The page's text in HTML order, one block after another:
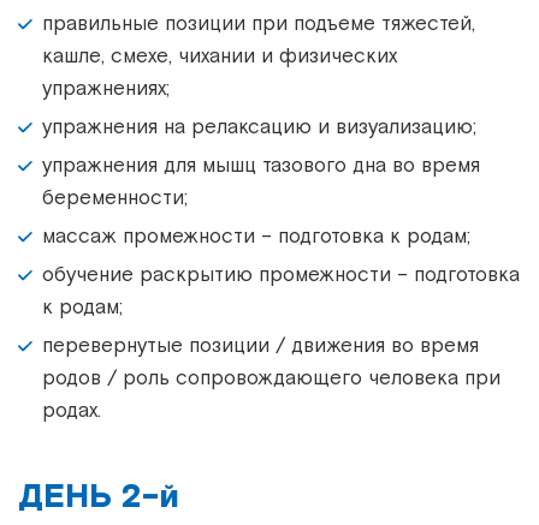
правильные позиции при подъеме тяжестей,
кашле, смехе, чихании и физических
упражнениях;
упражнения на релаксацию и визуализацию;
упражнения для мышц тазового дна во время
беременности;
массаж промежности – подготовка к родам;
обучение раскрытию промежности – подготовка
к родам;
перевернутые позиции / движения во время
родов / роль сопровождающего человека при
родах.
ДЕНЬ 2-й